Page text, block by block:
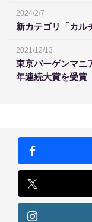
2024/2/7
新カテゴリ「カル
2021/12/13
東京バーゲンマニ
年連続大賞を受賞